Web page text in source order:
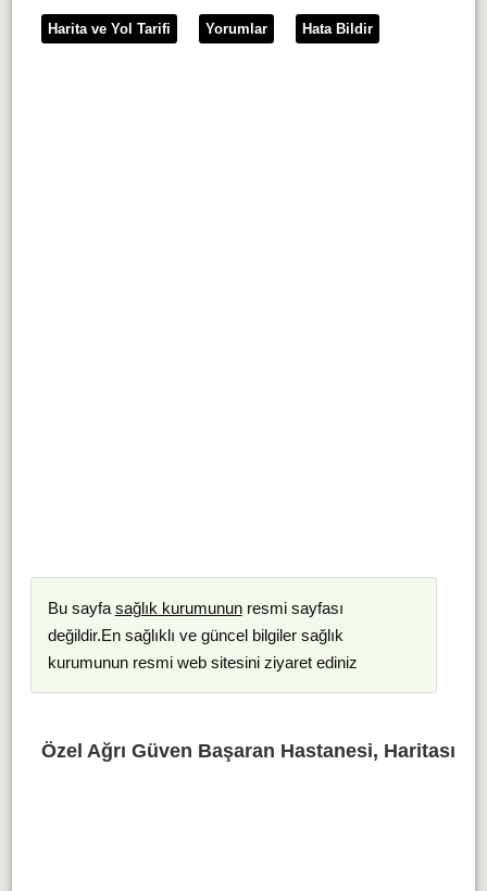
Harita ve Yol Tarifi Yorumlar Hata Bildir
Bu sayfa sağlık kurumununresmi sayfası
değildir.En sağlıklı ve güncel bilgiler sağlık
kurumunun resmi web sitesini ziyaret ediniz
Özel Ağrı Güven Başaran Hastanesi, Haritası